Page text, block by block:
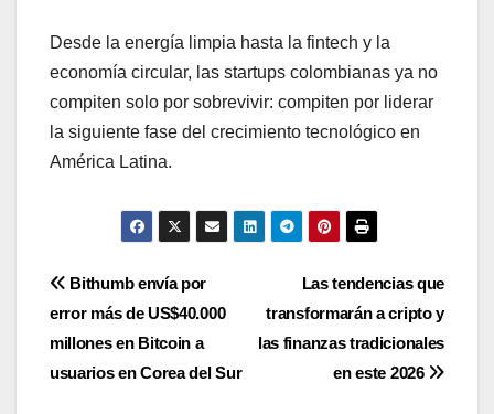
Desde la energía limpia hasta la fintech y la
economía circular, las startups colombianas ya no
compiten solo por sobrevivir: compiten por liderar
la siguiente fase del crecimiento tecnológico en
América Latina.
Navegación
de
entradas
Las tendencias que
transformarán a cripto y
las finanzas tradicionales
en este 2026
Bithumb envía por
error más de US$40.000
millones en Bitcoin a
usuarios en Corea del Sur